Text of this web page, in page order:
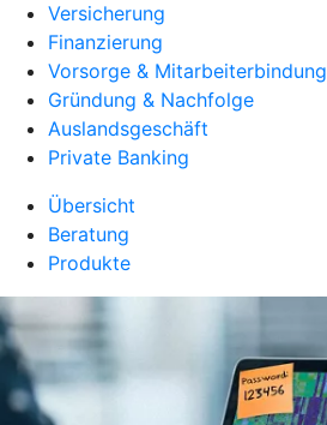
Versicherung
Finanzierung
Vorsorge & Mitarbeiterbindung
Gründung & Nachfolge
Auslandsgeschäft
Private Banking
Übersicht
Beratung
Produkte